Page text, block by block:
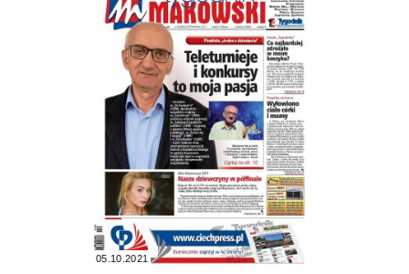
05.10.2021